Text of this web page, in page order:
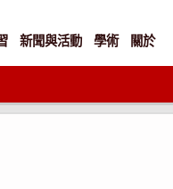
新聞與活動 學術 關於